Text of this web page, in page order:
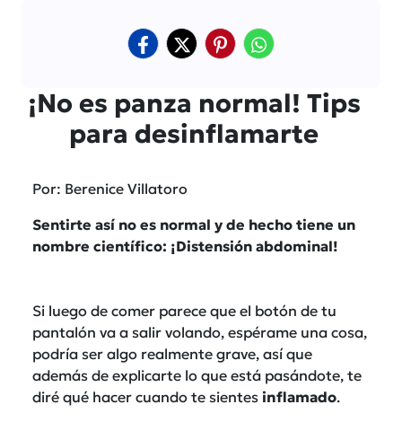
¡No es panza normal! Tips
para desinflamarte
Por: Berenice Villatoro
Sentirte así no es normal y de hecho tiene un
nombre científico: ¡Distensión abdominal!
Si luego de comer parece que el botón de tu
pantalón va a salir volando, espérame una cosa,
podría ser algo realmente grave, así que
además de explicarte lo que está pasándote, te
diré qué hacer cuando te sientes inflamado.